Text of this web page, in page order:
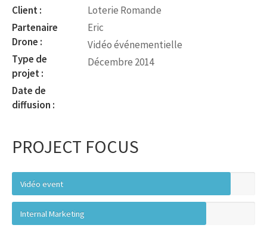
Client :
Partenaire
Drone :
Type de
projet :
Date de
diffusion :
Loterie Romande
Eric
Vidéo événementielle
Décembre 2014
PROJECT FOCUS
Vidéo event
Internal Marketing